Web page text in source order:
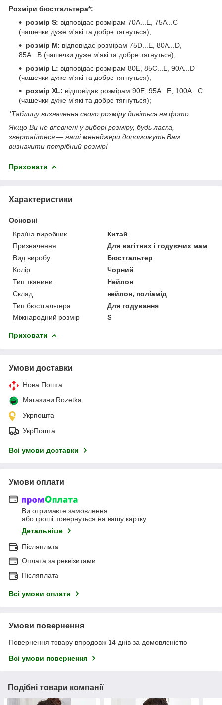
Розміри бюстгальтера*:
розмір S: відповідає розмірам 70A...E, 75A...C
(чашечки дуже м'які та добре тягнуться);
розмір М: відповідає розмірам 75D...E, 80A...D,
85A...B (чашечки дуже м'які та добре тягнуться);
розмір L: відповідає розмірам 80E, 85C...E, 90A...D
(чашечки дуже м'які та добре тягнуться);
розмір XL: відповідає розмірам 90E, 95A...E, 100A...C
(чашечки дуже м'які та добре тягнуться);
*Таблицу визначення свого розміру дивіться на фото.
Якщо Ви не впевнені у виборі розміру, будь ласка,
звертайтеся — наші менеджери допоможуть Вам
визначити потрібний розмір!
Приховати
Характеристики
Основні
Країна виробник
Китай
Призначення
Для вагітних і годуючих мам
Вид виробу
Бюстгальтер
Колір
Чорний
Тип тканини
Нейлон
Склад
нейлон, поліамід
Тип бюстгальтера
Для годування
Міжнародний розмір
S
Приховати
Умови доставки
Нова Пошта
Магазини Rozetka
Укрпошта
УкрПошта
Всі умови доставки
Умови оплати
Ви отримаєте замовлення
або гроші повернуться на вашу картку
Детальніше
Післяплата
Оплата за реквізитами
Післяплата
Всі умови оплати
Умови повернення
Повернення товару впродовж 14 днів за домовленістю
Всі умови повернення
Подібні товари компанії